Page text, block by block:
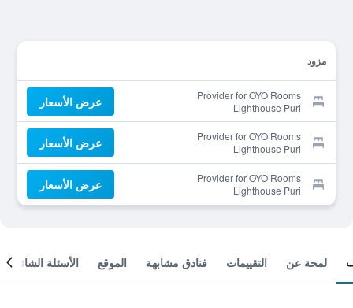
مزود
Provider for OYO Rooms
Lighthouse Puri
عرض الأسعار
Provider for OYO Rooms
Lighthouse Puri
عرض الأسعار
Provider for OYO Rooms
Lighthouse Puri
عرض الأسعار
لمحة عن التقييمات فنادق مشابهة الموقع الأسئلة الشائعة